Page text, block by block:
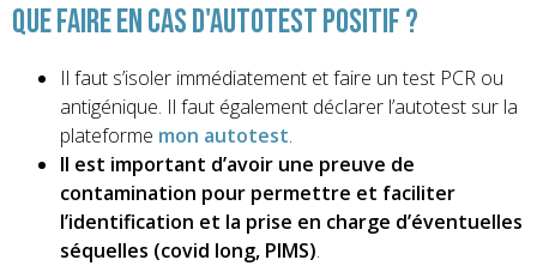
Que faire en cas d'autotest positif ?
Il faut s’isoler immédiatement et faire un test PCR ou
antigénique. Il faut également déclarer l’autotest sur la
plateforme mon autotest.
Il est important d’avoir une preuve de
contamination pour permettre et faciliter
l’identification et la prise en charge d’éventuelles
séquelles (covid long, PIMS).